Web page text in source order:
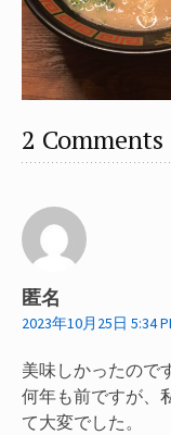
2 Comments
匿名
2023年10月25日 5:34
美味しかったので
何年も前ですが、
て大変でした。